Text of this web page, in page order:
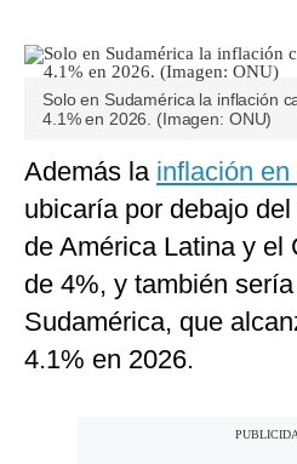
Solo en Sudamérica la inflación
4.1% en 2026. (Imagen: ONU)
Además la inflación en
ubicaría por debajo
de América Latina y el
de 4%, y también
Sudamérica, que
4.1% en 2026.